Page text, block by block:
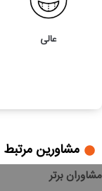
عالی
مشاورین مرتبط
مشاوران برتر